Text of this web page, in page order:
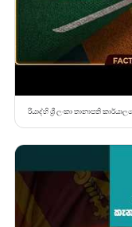
රියාද්හි ශ්‍රී ලංකා තානාපති